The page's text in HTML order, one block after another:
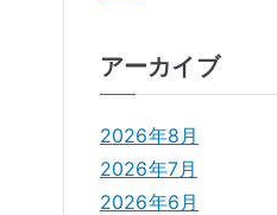
アーカイブ
2026年8月
2026年7月
2026年6月